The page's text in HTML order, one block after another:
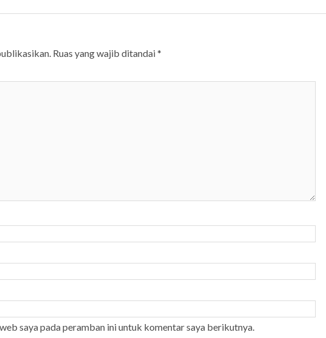
Ruas yang wajib ditandai*
saya pada peramban ini untuk komentar saya berikutnya.